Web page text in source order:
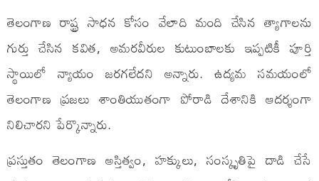
తెలంగాణ రాష్ట్ర సాధన కోసం వేలాది మంది చేసిన త్యాగాలను
గుర్తు చేసిన కవిత, అమరవీరుల కుటుంబాలకు ఇప్పటికీ పూర్తి
స్థాయిలో న్యాయం జరగలేదని అన్నారు. ఉద్యమ సమయంలో
తెలంగాణ ప్రజలు శాంతియుతంగా పోరాడి దేశానికి ఆదర్శంగా
నిలిచారని పేర్కొన్నారు.
ప్రస్తుతం తెలంగాణ అస్తిత్వం, హక్కులు, సంస్కృతిపై దాడి చేసే